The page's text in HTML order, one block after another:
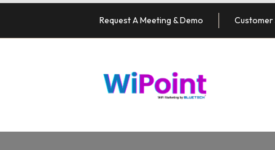
Request A Meeting & Demo